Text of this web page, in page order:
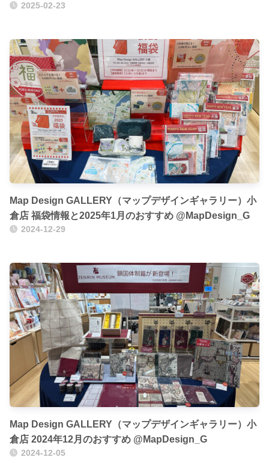
2025-02-23
Map Design GALLERY（マップデザインギャラリー）小
倉店 福袋情報と2025年1月のおすすめ @MapDesign_G
2024-12-29
Map Design GALLERY（マップデザインギャラリー）小
倉店 2024年12月のおすすめ @MapDesign_G
2024-12-05